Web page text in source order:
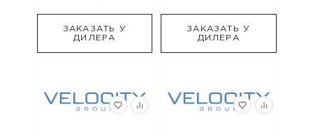
ЗАКАЗАТЬ У
ДИЛЕРА
ЗАКАЗАТЬ У
ДИЛЕРА